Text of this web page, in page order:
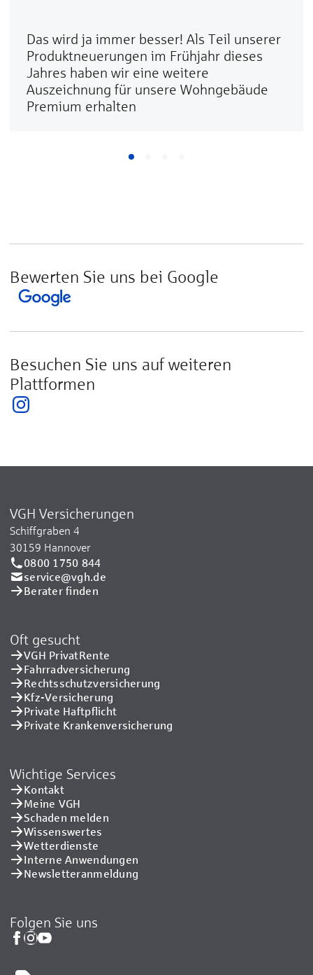
Das wird ja immer besser! Als Teil unserer
Produktneuerungen im Frühjahr dieses
Jahres haben wir eine weitere
Auszeichnung für unsere Wohngebäude
Premium erhalten
Bewerten Sie uns bei Google
Besuchen Sie uns auf weiteren
Plattformen
VGH Versicherungen
Schiffgraben 4
30159 Hannover
0800 1750 844
service@vgh.de
Berater finden
Oft gesucht
VGH PrivatRente
Fahrradversicherung
Rechtsschutzversicherung
Kfz-Versicherung
Private Haftpflicht
Private Kranken­versicherung
Wichtige Services
Kontakt
Meine VGH
Schaden melden
Wissenswertes
Wetterdienste
Interne Anwendungen
Newsletteranmeldung
Folgen Sie uns